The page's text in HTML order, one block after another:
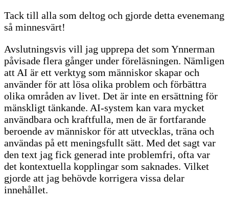
Tack till alla som deltog och gjorde detta evenemang
så minnesvärt!
Avslutningsvis vill jag upprepa det som Ynnerman
påvisade flera gånger under föreläsningen. Nämligen
att AI är ett verktyg som människor skapar och
använder för att lösa olika problem och förbättra
olika områden av livet. Det är inte en ersättning för
mänskligt tänkande. AI-system kan vara mycket
användbara och kraftfulla, men de är fortfarande
beroende av människor för att utvecklas, träna och
användas på ett meningsfullt sätt. Med det sagt var
den text jag fick generad inte problemfri, ofta var
det kontextuella kopplingar som saknades. Vilket
gjorde att jag behövde korrigera vissa delar
innehållet.